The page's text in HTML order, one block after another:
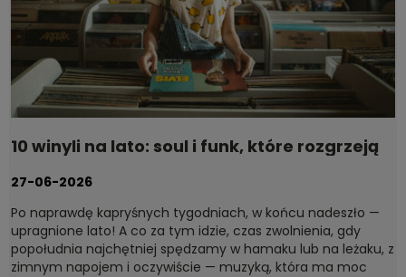
10 winyli na lato: soul i funk, które rozgrzeją
27-06-2026
Po naprawdę kapryśnych tygodniach, w końcu nadeszło —
upragnione lato! A co za tym idzie, czas zwolnienia, gdy
popołudnia najchętniej spędzamy w hamaku lub na leżaku, z
zimnym napojem i oczywiście — muzyką, która ma moc